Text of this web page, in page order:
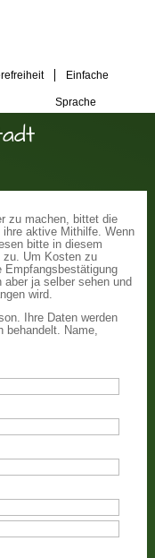
Einfache
Sprache
zu machen, bittet die
aktive Mithilfe. Wenn
bitte in diesem
zu. Um Kosten zu
Empfangsbestätigung
ja selber sehen und
wird.
Ihre Daten werden
behandelt. Name,